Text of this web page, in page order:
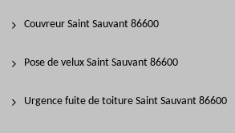
Couvreur Saint Sauvant 86600
Pose de velux Saint Sauvant 86600
Urgence fuite de toiture Saint Sauvant 86600